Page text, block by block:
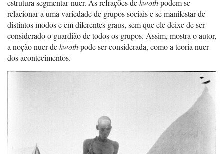
estrutura segmentar nuer. As refrações dekwothpodem se
relacionar a uma variedade de grupos sociais e se manifestar de
distintos modos e em diferentes graus, sem que ele deixe de ser
considerado o guardião de todos os grupos. Assim, mostra o autor,
a noção nuer dekwothpode ser considerada, como a teoria nuer
dos acontecimentos.